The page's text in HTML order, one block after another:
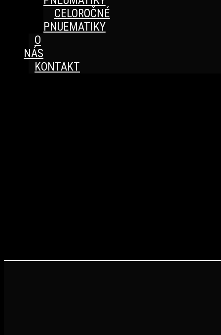
CELOROČNÉ
PNUEMATIKY
O
NÁS
KONTAKT